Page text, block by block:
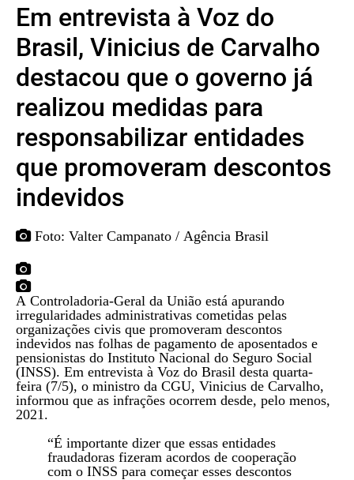
Em entrevista à Voz do
Brasil, Vinicius de Carvalho
destacou que o governo já
realizou medidas para
responsabilizar entidades
que promoveram descontos
indevidos
Foto: Valter Campanato / Agência Brasil
A Controladoria-Geral da União está apurando
irregularidades administrativas cometidas pelas
organizações civis que promoveram descontos
indevidos nas folhas de pagamento de aposentados e
pensionistas do Instituto Nacional do Seguro Social
(INSS). Em entrevista à Voz do Brasil desta quarta-
feira (7/5), o ministro da CGU, Vinicius de Carvalho,
informou que as infrações ocorrem desde, pelo menos,
2021.
“É importante dizer que essas entidades
fraudadoras fizeram acordos de cooperação
com o INSS para começar esses descontos